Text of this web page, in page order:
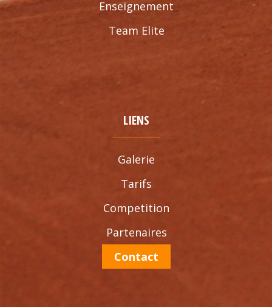
Enseignement
Team Elite
LIENS
Galerie
Tarifs
Competition
Partenaires
Contact